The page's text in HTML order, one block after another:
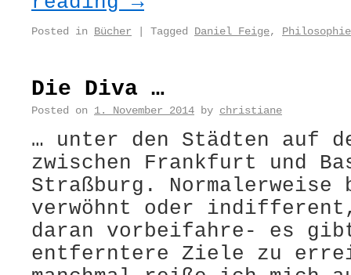
Posted in Bücher Tagged Daniel Feige,
Die Diva …
Posted on 1. November 2014 by christiane
… unter den Städten auf
zwischen Frankfurt und
Straßburg.
verwöhnt oder
daran vorbeifahre- es
entferntere Ziele zu